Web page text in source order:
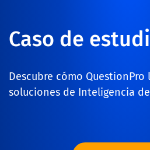
Caso de
Descubre cómo
soluciones de Inteligencia